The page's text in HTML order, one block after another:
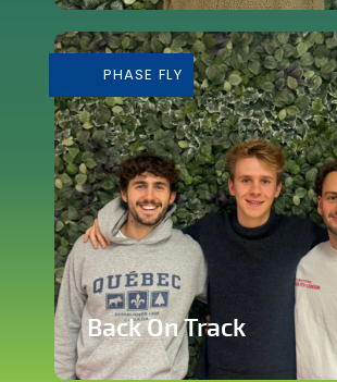
cœur de Silly
En savoir plus
PHASE FLY
Back On Track